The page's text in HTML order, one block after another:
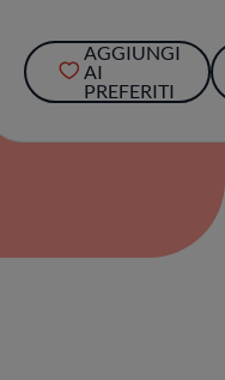
AGGIUNGI
AI
PREFERITI